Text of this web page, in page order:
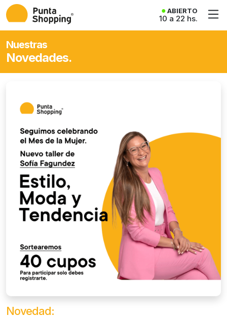
ABIERTO
10 a 22 hs.
Nuestras
Novedades.
Novedad: